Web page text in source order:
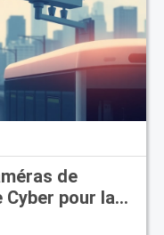
de
Cyber pour la